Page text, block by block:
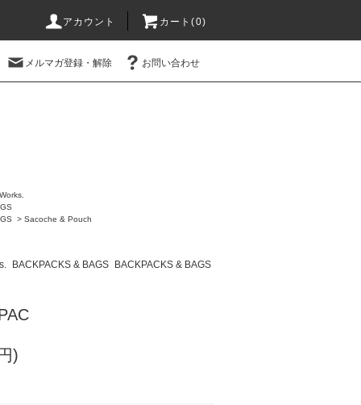
アカウント カート(0)
メルマガ登録・解除 お問い合わせ
> Sacoche & Pouch
BACKPACKS & BAGS BACKPACKS & BAGS
)